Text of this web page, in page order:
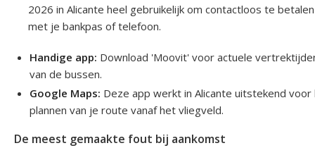
2026 in Alicante heel gebruikelijk om contactloos te betalen
met je bankpas of telefoon.
Handige app: Download 'Moovit' voor actuele
van de bussen.
Google Maps: Deze app werkt in Alicante uitstekend voor
plannen van je route vanaf het vliegveld.
De meest gemaakte fout bij aankomst